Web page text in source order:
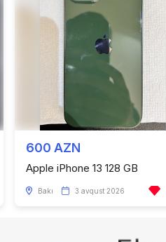
600 AZN
Apple iPhone 13 128 GB
Bakı 3 avqust 2026